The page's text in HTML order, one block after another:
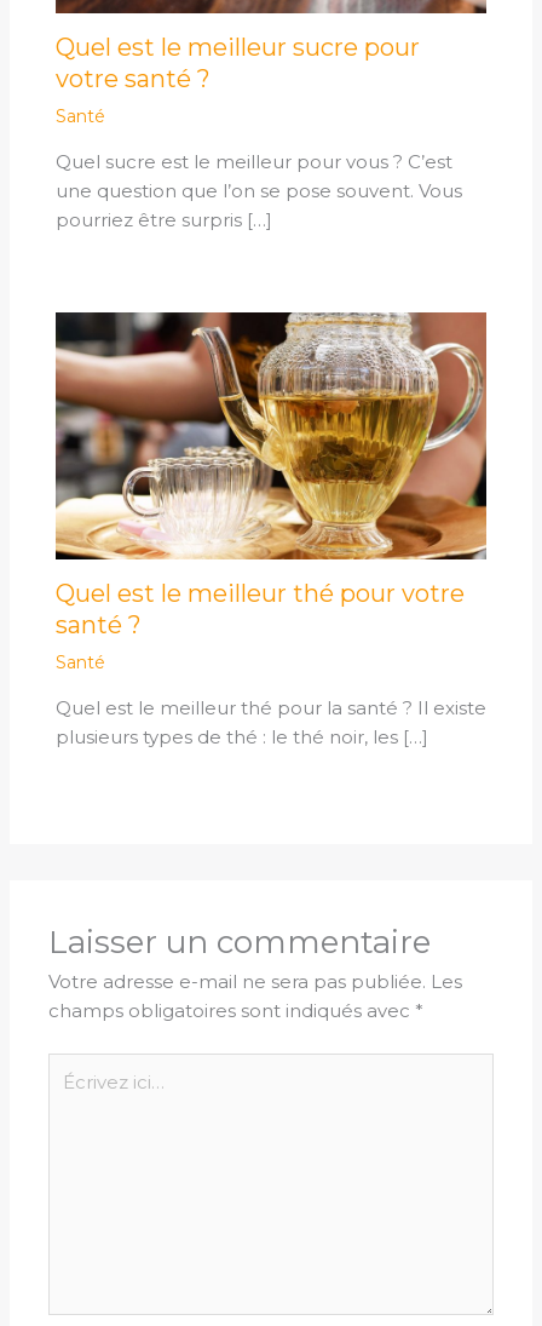
Quel est le meilleur sucre pour
votre santé ?
Santé
Quel sucre est le meilleur pour vous ? C’est
une question que l’on se pose souvent. Vous
pourriez être surpris […]
Quel est le meilleur thé pour votre
santé ?
Santé
Quel est le meilleur thé pour la santé ? Il existe
plusieurs types de thé : le thé noir, les […]
Laisser un commentaire
Votre adresse e-mail ne sera pas publiée. Les
champs obligatoires sont indiqués avec *
ici…